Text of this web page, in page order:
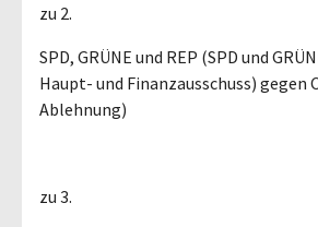
zu 2.
SPD, GRÜNE und REP (SPD und
Haupt- und Finanzausschuss) gegen
Ablehnung)
zu 3.